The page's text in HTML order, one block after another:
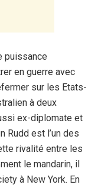
puissance
en guerre avec
sur les Etats-
à deux
ex-diplomate et
Rudd est l’un des
rivalité entre les
le mandarin, il
à New York. En